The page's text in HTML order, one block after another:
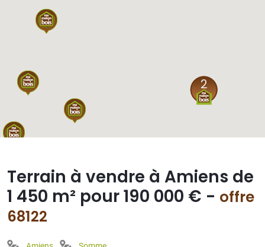
2
Terrain à vendre à Amiens de
1 450 m² pour 190 000 € - offre
68122